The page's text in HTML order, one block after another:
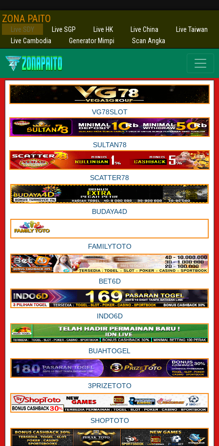
ZONA PAITO
Live SDY Live SGP Live HK Live China
Live Taiwan
Live Cambodia
Generator Mimpi Scan Angka
VG78SLOT
SULTAN78
SCATTER78
BUDAYA4D
FAMILYTOTO
BET6D
INDO6D
BUAHTOGEL
3PRIZETOTO
SHOPTOTO